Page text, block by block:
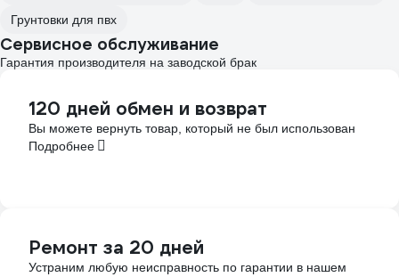
Грунтовки для пвх
Сервисное обслуживание
Гарантия производителя на заводской брак
120 дней обмен и возврат
Вы можете вернуть товар, который не был использован
Подробнее
Ремонт за 20 дней
Устраним любую неисправность по гарантии в нашем